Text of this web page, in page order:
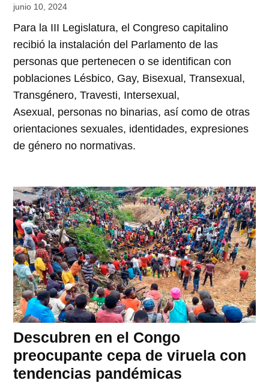
junio 10, 2024
Para la III Legislatura, el Congreso capitalino
recibió la instalación del Parlamento de las
personas que pertenecen o se identifican con
poblaciones Lésbico, Gay, Bisexual, Transexual,
Transgénero, Travesti, Intersexual,
Asexual, personas no binarias, así como de otras
orientaciones sexuales, identidades, expresiones
de género no normativas.
Descubren en el Congo
preocupante cepa de viruela con
tendencias pandémicas